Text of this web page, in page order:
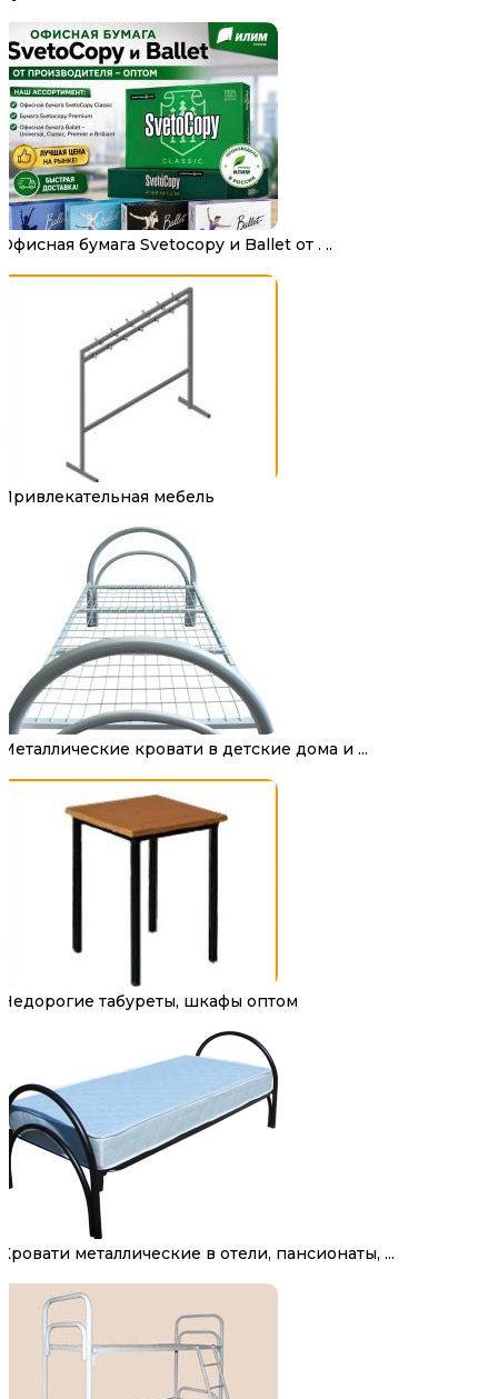
Офисная бумага Svetocopy и Ballet от . ..
Привлекательная мебель
Металлические кровати в детские дома и ...
Недорогие табуреты, шкафы оптом
Кровати металлические в отели, пансионаты, ...